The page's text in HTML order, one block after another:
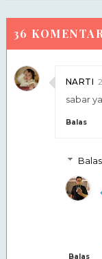
36
NARTI
sabar
Balas
Balas